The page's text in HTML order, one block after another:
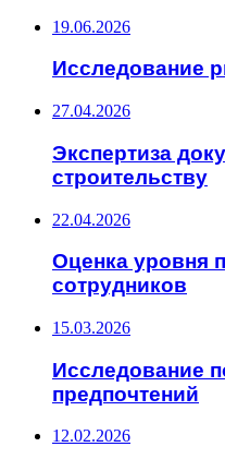
19.06.2026
Исследование
27.04.2026
Экспертиза
строительству
22.04.2026
Оценка уровня
сотрудников
15.03.2026
Исследование
предпочтений
12.02.2026